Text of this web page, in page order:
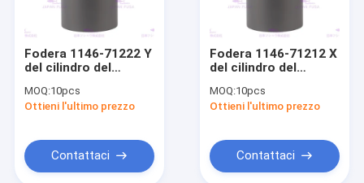
Fodera 1146-71222 Y
del cilindro del
diametro 110mm del
motore H07C dei
MOQ:10pcs
Ottieni l'ultimo prezzo
Contattaci
Fodera 1146-71212 X
del cilindro del
diametro 110mm del
motore H07C dei
MOQ:10pcs
Ottieni l'ultimo prezzo
Contattaci